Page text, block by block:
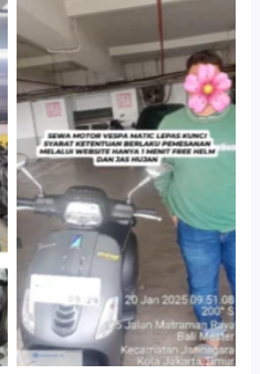
Cityplaza Jatinegara
Gedung Parkir P6A